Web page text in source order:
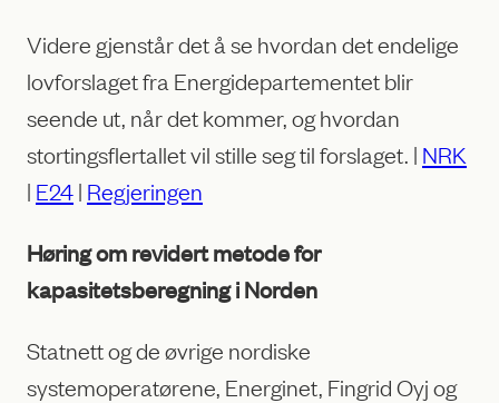
Videre gjenstår det å se hvordan det endelige
lovforslaget fra Energidepartementet blir
seende ut, når det kommer, og hvordan
stortingsflertallet vil stille seg til forslaget. | NRK
| E24| Regjeringen
Høring om revidert metode for
kapasitetsberegningi Norden
Statnett og de øvrige nordiske
systemoperatørene, Energinet, Fingrid Oyj og